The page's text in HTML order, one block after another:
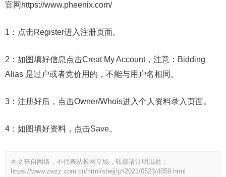
官网https://www.pheenix.com/
1：点击Register进入注册页面。
2：如图填好信息点击Creat My Account，注意：Bidding
Alias 是过户或者竞价用的，不能与用户名相同。
3：注册好后，点击Owner/Whois进入个人资料录入页面。
4：如图填好资料，点击Save。
本文来自网络，不代表站长网立场，转载请注明出处：
https://www.zwzz.com.cn/html/sheji/jz/2021/0523/4059.html